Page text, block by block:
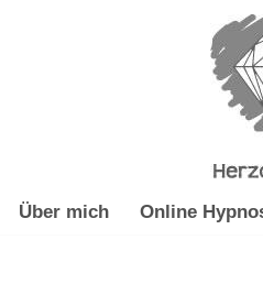
Über mich Online